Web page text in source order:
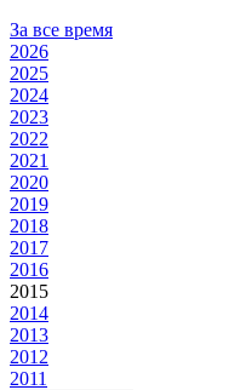
За все время
2026
2025
2024
2023
2022
2021
2020
2019
2018
2017
2016
2015
2014
2013
2012
2011